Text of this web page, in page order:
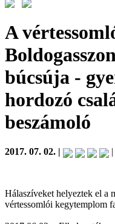
A
búcsúja -
hordozó
beszámoló
2017. 07. 02. |
Hálaszíveket helyeztek el a
vértessomlói kegytemplom